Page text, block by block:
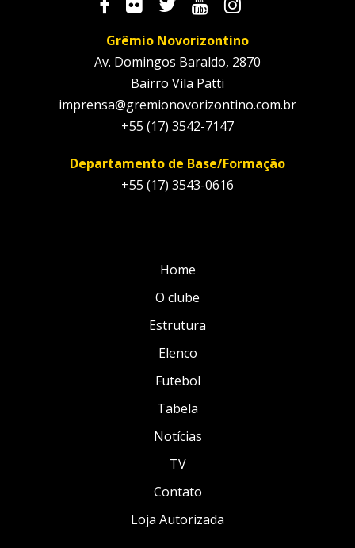
Grêmio Novorizontino
Av. Domingos Baraldo, 2870
Bairro Vila Patti
imprensa@gremionovorizontino.com.br
+55 (17) 3542-7147
Departamento de Base/Formação
+55 (17) 3543-0616
Home
O clube
Estrutura
Elenco
Futebol
Tabela
Notícias
TV
Contato
Loja Autorizada